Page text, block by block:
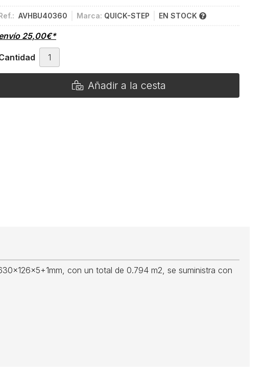
Ref.: AVHBU40360 Marca: QUICK-STEP EN STOCK
25,00€*
Añadir a la cesta
con un total de 0.794 m2, se suministra con